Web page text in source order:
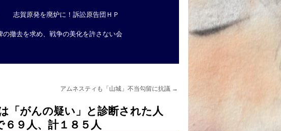
志賀原発を廃炉に！訴訟原告団ＨＰ
撤去を求め、戦争の美化を許さない会
アムネスティも「山城」不当勾留に抗議 →
「がんの疑い」と診断された人
９人、計１８５人